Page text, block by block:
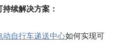
续解决方案：
动自行车递送中心如何实现可